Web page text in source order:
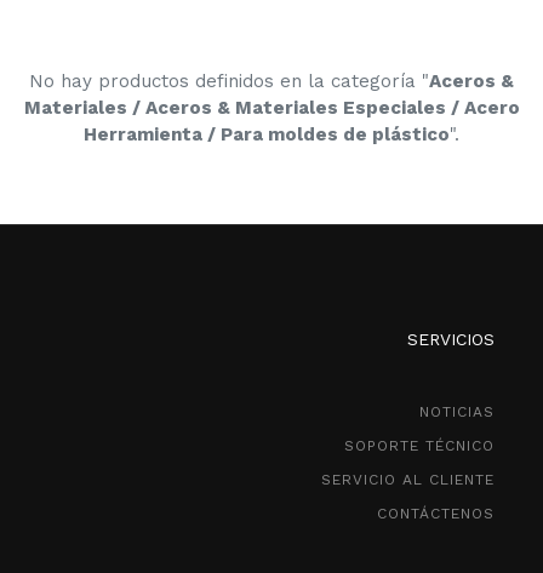
No hay productos definidos en la categoría "Aceros &
Materiales / Aceros & Materiales Especiales / Acero
Herramienta / Para moldes de plástico".
SERVICIOS
NOTICIAS
SOPORTE TÉCNICO
SERVICIO AL CLIENTE
CONTÁCTENOS